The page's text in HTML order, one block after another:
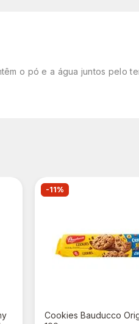
o pó e a água juntos pelo
-11%
Cookies Bauducco